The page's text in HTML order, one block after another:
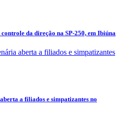
da direção na SP-250, em Ibiúna
a filiados e simpatizantes no